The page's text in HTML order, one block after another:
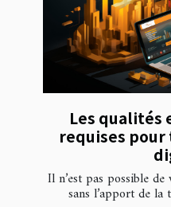
Les qualités
requises
Il n’est pas possible
sans l’apport de la